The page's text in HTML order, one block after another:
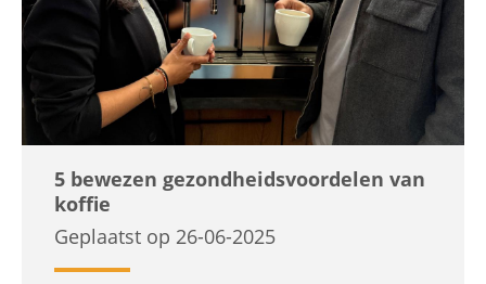
5 bewezen gezondheidsvoordelen van
koffie
Geplaatst op 26-06-2025